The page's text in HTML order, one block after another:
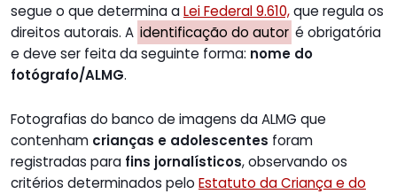
segue o que determina aLei Federal 9.610,que regula os
direitos autorais. A identificação do autor é obrigatória
e deve ser feita da seguinte forma: nome do
fotógrafo/ALMG.
Fotografias do banco de imagens da ALMG que
contenham crianças e adolescentes foram
registradas para fins jornalísticos, observando os
critérios determinados pelo Estatuto da Criança e do